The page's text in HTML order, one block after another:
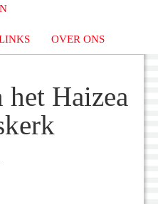
OVER ONS
het Haizea